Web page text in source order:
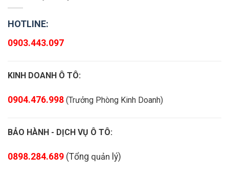
HOTLINE:
0903.443.097
KINH DOANH Ô TÔ:
0904.476.998 (Trưởng Phòng Kinh Doanh)
BẢO HÀNH - DỊCH VỤ Ô TÔ:
0898.284.689 (Tổng quản lý)